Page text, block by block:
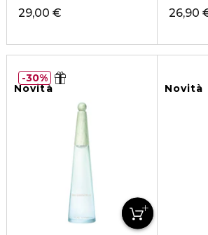
29,00 € 26,90
Novità
30%
Novità